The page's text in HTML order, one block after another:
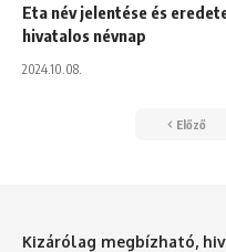
Eta név jelentése és
hivatalos névnap
2024.10.08.
Előző
Kizárólag megbízható,